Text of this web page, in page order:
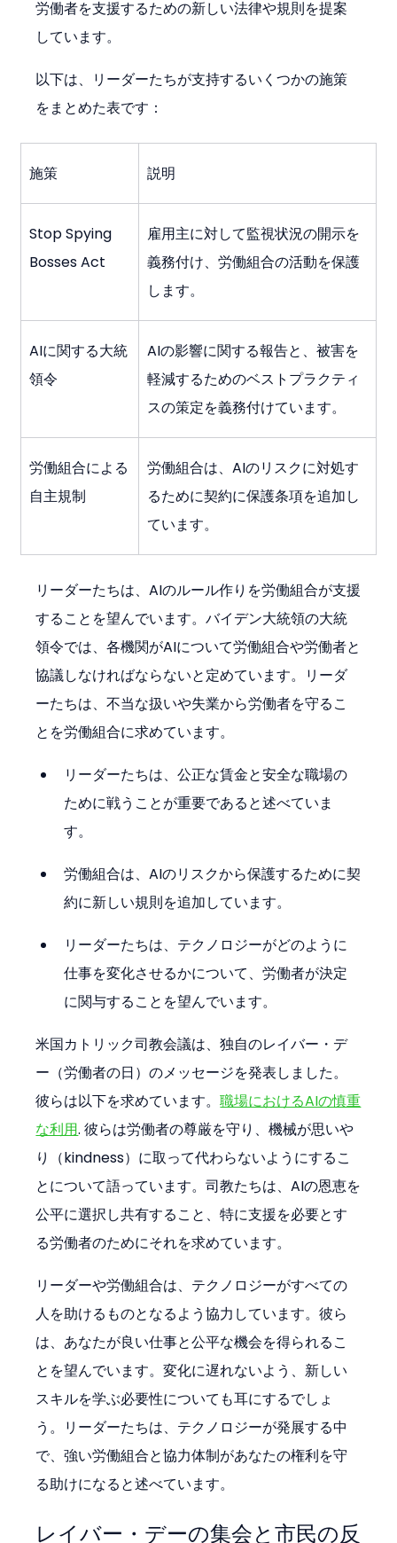
労働者を支援するための新しい法律や規則を提案
しています。
以下は、リーダーたちが支持するいくつかの施策
をまとめた表です：
施策 説明
Stop Spying
Bosses Act
雇用主に対して監視状況の開示を
義務付け、労働組合の活動を保護
します。
AIに関する大統
領令
AIの影響に関する報告と、被害を
軽減するためのベストプラクティ
スの策定を義務付けています。
労働組合による
自主規制
労働組合は、AIのリスクに対処す
るために契約に保護条項を追加し
ています。
リーダーたちは、AIのルール作りを労働組合が支援
することを望んでいます。バイデン大統領の大統
領令では、各機関がAIについて労働組合や労働者と
協議しなければならないと定めています。リーダ
ーたちは、不当な扱いや失業から労働者を守るこ
とを労働組合に求めています。
リーダーたちは、公正な賃金と安全な職場の
ために戦うことが重要であると述べていま
す。
労働組合は、AIのリスクから保護するために契
約に新しい規則を追加しています。
リーダーたちは、テクノロジーがどのように
仕事を変化させるかについて、労働者が決定
に関与することを望んでいます。
米国カトリック司教会議は、独自のレイバー・デ
ー（労働者の日）のメッセージを発表しました。
彼らは以下を求めています。職場におけるAIの慎重
な利用. 彼らは労働者の尊厳を守り、機械が思いや
り（kindness）に取って代わらないようにするこ
とについて語っています。司教たちは、AIの恩恵を
公平に選択し共有すること、特に支援を必要とす
る労働者のためにそれを求めています。
リーダーや労働組合は、テクノロジーがすべての
人を助けるものとなるよう協力しています。彼ら
は、あなたが良い仕事と公平な機会を得られるこ
とを望んでいます。変化に遅れないよう、新しい
スキルを学ぶ必要性についても耳にするでしょ
う。リーダーたちは、テクノロジーが発展する中
で、強い労働組合と協力体制があなたの権利を守
る助けになると述べています。
レイバー・デーの集会と市民の反